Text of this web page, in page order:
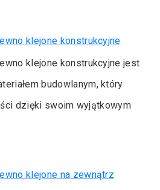
klejone konstrukcyjne
klejone konstrukcyjne jest
budowlanym, który
dzięki swoim wyjątkowym
klejone na zewnątrz